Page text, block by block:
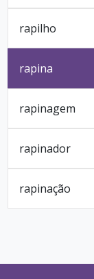
rapilho
rapina
rapinagem
rapinador
rapinação